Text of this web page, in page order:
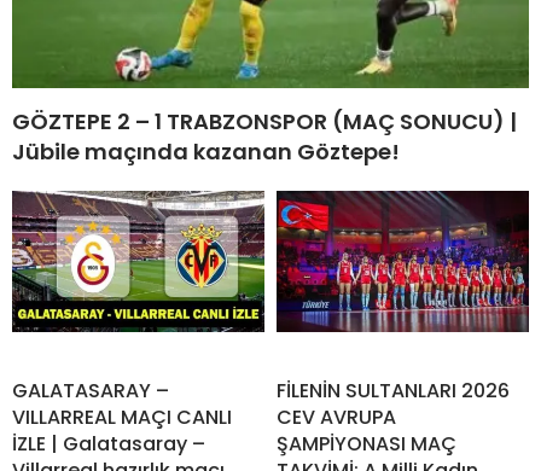
GÖZTEPE 2 – 1 TRABZONSPOR (MAÇ SONUCU) |
Jübile maçında kazanan Göztepe!
GALATASARAY –
VILLARREAL MAÇI CANLI
İZLE | Galatasaray –
FİLENİN SULTANLARI 2026
CEV AVRUPA
ŞAMPİYONASI MAÇ